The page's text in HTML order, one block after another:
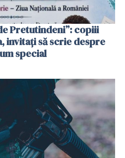
Pretutindeni”: copiii
invitați să scrie despre
special